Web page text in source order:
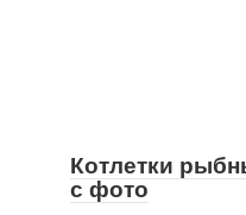
Котлетки
с фото